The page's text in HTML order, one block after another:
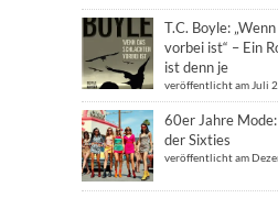
T.C. Boyle:
vorbei ist“ – Ein
ist denn je
veröffentlicht am Juli
60er Jahre
der Sixties
veröffentlicht am